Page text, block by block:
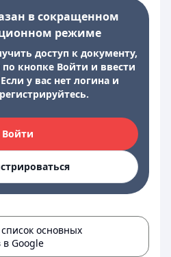
в сокращенном
режиме
доступ к документу,
кнопке Войти и ввести
у вас нет логина и
Войти
основных
в Google